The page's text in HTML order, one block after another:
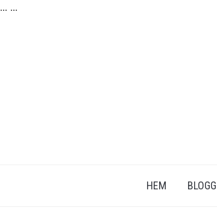
... ...
HEM BLOGG